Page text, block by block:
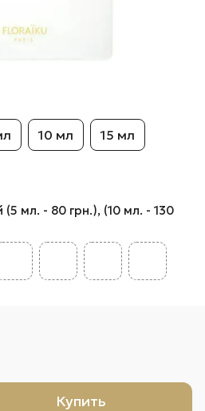
10 мл 15 мл
мл. - 80 грн.), (10 мл. - 130
Купить